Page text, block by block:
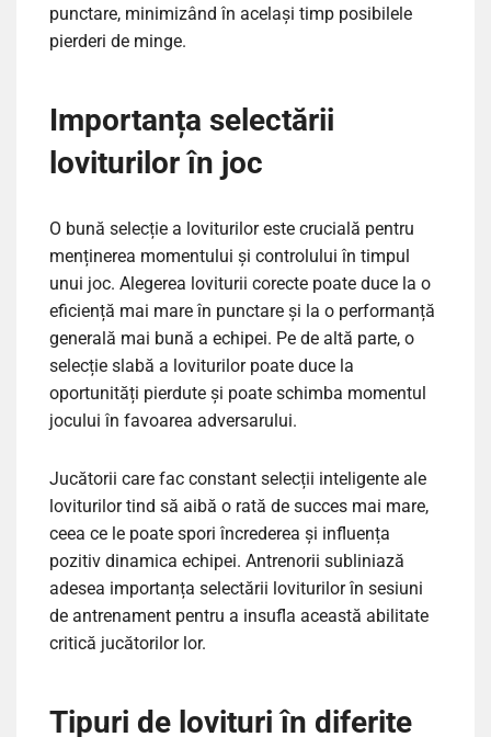
punctare, minimizând în același timp posibilele
pierderi de minge.
Importanța selectării
loviturilor în joc
O bună selecție a loviturilor este crucială pentru
menținerea momentului și controlului în timpul
unui joc. Alegerea loviturii corecte poate duce la o
eficiență mai mare în punctare și la o performanță
generală mai bună a echipei. Pe de altă parte, o
selecție slabă a loviturilor poate duce la
oportunități pierdute și poate schimba momentul
jocului în favoarea adversarului.
Jucătorii care fac constant selecții inteligente ale
loviturilor tind să aibă o rată de succes mai mare,
ceea ce le poate spori încrederea și influența
pozitiv dinamica echipei. Antrenorii subliniază
adesea importanța selectării loviturilor în sesiuni
de antrenament pentru a insufla această abilitate
critică jucătorilor lor.
Tipuri de lovituri în diferite